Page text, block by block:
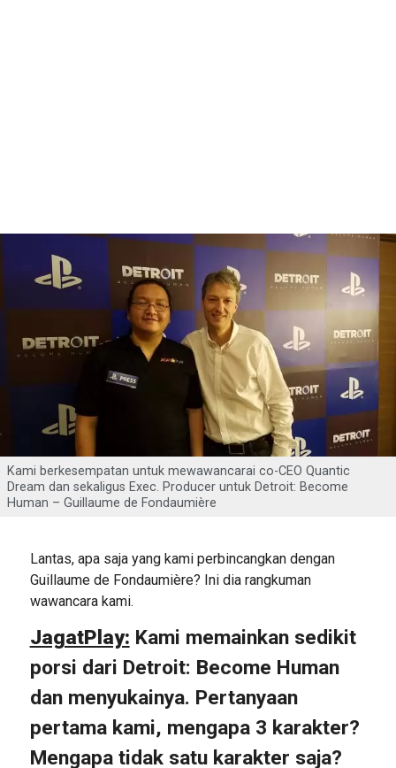
Kami berkesempatan untuk mewawancarai co-CEO Quantic
Dream dan sekaligus Exec. Producer untuk Detroit: Become
Human – Guillaume de Fondaumière
Lantas, apa saja yang kami perbincangkan dengan
Guillaume de Fondaumière? Ini dia rangkuman
wawancara kami.
JagatPlay: Kami memainkan sedikit
porsi dari Detroit: Become Human
dan menyukainya. Pertanyaan
pertama kami, mengapa 3 karakter?
Mengapa tidak satu karakter saja?